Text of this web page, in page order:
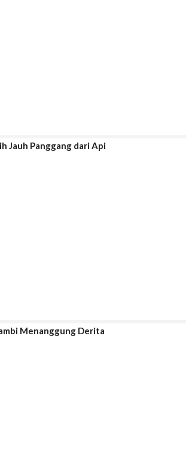
Jauh Panggang dari Api
Menanggung Derita